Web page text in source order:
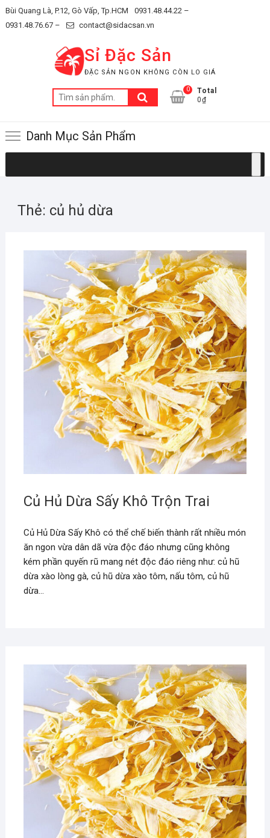
Skip
to
Bùi Quang Là, P.12, Gò Vấp, Tp.HCM
0931.48.44.22 –
0931.48.76.67 –
contact@sidacsan.vn
Sỉ Đặc Sản
ĐẶC SẢN NGON KHÔNG CÒN LO GIÁ
Tìm
kiếm:
0
Total
0₫
Danh Mục Sản Phẩm
Thẻ: củ hủ dừa
Củ Hủ Dừa Sấy Khô Trộn Trai
Củ Hủ Dừa Sấy Khô có thể chế biến thành rất nhiều món
ăn ngon vừa dân dã vừa độc đáo nhưng cũng không
kém phần quyến rũ mang nét độc đáo riêng như: củ hũ
dừa xào lòng gà, củ hũ dừa xào tôm, nấu tôm, củ hũ
dừa…